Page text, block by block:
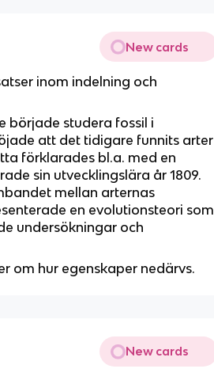
New cards
inom indelning och
började studera fossil i
att det tidigare funnits arter
förklarades bl.a. med en
sin utvecklingslära år 1809.
mellan arternas
en evolutionsteori som
undersökningar och
om hur egenskaper nedärvs.
New cards